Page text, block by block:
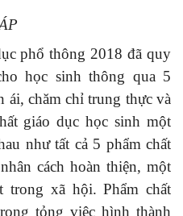
phổ thông 2018 đã quy
học sinh thông qua 5
ái, chăm chỉ trung thực và
giáo dục học sinh một
như tất cả 5 phẩm chất
cách hoàn thiện, một
trong xã hội. Phẩm chất
tỏng việc hình thành